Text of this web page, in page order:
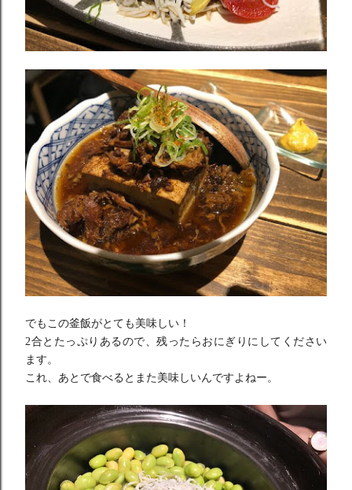
でもこの釜飯がとても美味しい！
2合とたっぷりあるので、残ったらおにぎりにしてください
ます。
これ、あとで食べるとまた美味しいんですよねー。